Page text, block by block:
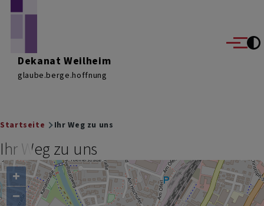
Dekanat Weilheim
glaube.berge.hoffnung
Menü
Breadcrumb
Startseite Ihr Weg zu uns
Ihr Weg zu uns
+
−